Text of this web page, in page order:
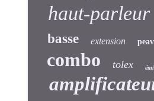
haut-parleur
basse extension
combo tolex